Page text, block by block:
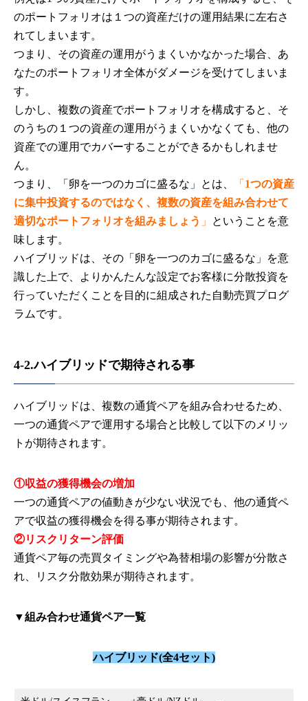
のポートフォリオは１つの資産だけの運用結果に左右さ
れてしまいます。
つまり、その資産の運用がうまくいかなかった場合、あ
なたのポートフォリオ全体がダメージを受けてしまいま
す。
しかし、複数の資産でポートフォリオを構成すると、そ
のうちの１つの資産の運用がうまくいかなくても、他の
資産での運用でカバーすることができるかもしれませ
ん。
つまり、「卵を一つのカゴに盛るな」とは、
「 1つの資産
に集中投資するのではなく、複数の資産を組み合わせて
適切なポートフォリオを組みましょう 」
ということを意
味します。
ハイブリッドは、その「卵を一つのカゴに盛るな」を意
識した上で、よりかんたんな設定でお客様に分散投資を
行っていただくことを目的に組成された自動売買プログ
ラムです。
4-2.ハイブリッドで期待される事
ハイブリッドは、複数の通貨ペアを組み合わせるため、
一つの通貨ペアで運用する場合と比較して以下のメリッ
トが期待されます。
①収益の獲得機会の増加
一つの通貨ペアの値動きが少ない状況でも、他の通貨ペ
アで収益の獲得機会を得る事が期待されます。
②リスクリターン評価
通貨ペア毎の売買タイミングや為替相場の影響が分散さ
れ、リスク分散効果が期待されます。
▼組み合わせ通貨ペア一覧
ハイブリッド(全4セット)